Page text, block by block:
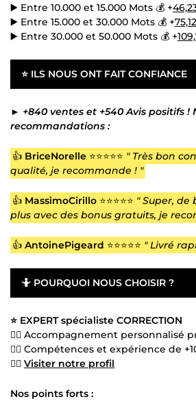
▶️ Entre 10.000 et 15.000 Mots 💰 +
▶️ Entre 15.000 et 30.000 Mots 💰 +
▶️ Entre 30.000 et 50.000 Mots 💰 +
⭐ ILS NOUS ONT FAIT CONFIANCE
► +840 ventes et +540 Avis positifs !
recommandations :
👍 BriceNorelle⭐⭐⭐⭐⭐ " Très bon
qualité, je recommande ! "
👍 MassimoCirillo⭐⭐⭐⭐⭐ " Super, de
plus avec des bonus gratuits, je
👍 AntoinePigeard ⭐⭐⭐⭐⭐ " Livré
🤷 POURQUOI NOUS CHOISIR ?
⭐ EXPERT spécialiste CORRECTION
👍🏻 Accompagnement personnalisé
👍🏻 Compétences et expérience de
👍🏻 Visiter notre profil
Nos points forts :